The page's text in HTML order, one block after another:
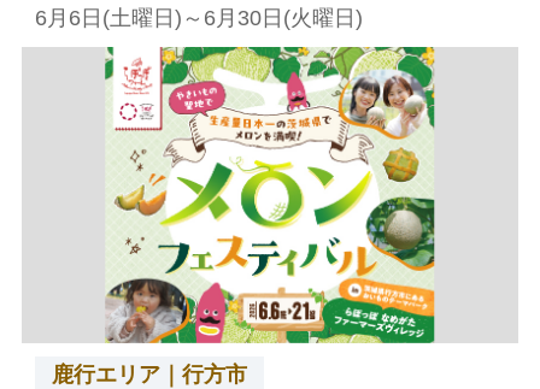
6月6日(土曜日)～6月30日(火曜日)
鹿行エリア｜行方市